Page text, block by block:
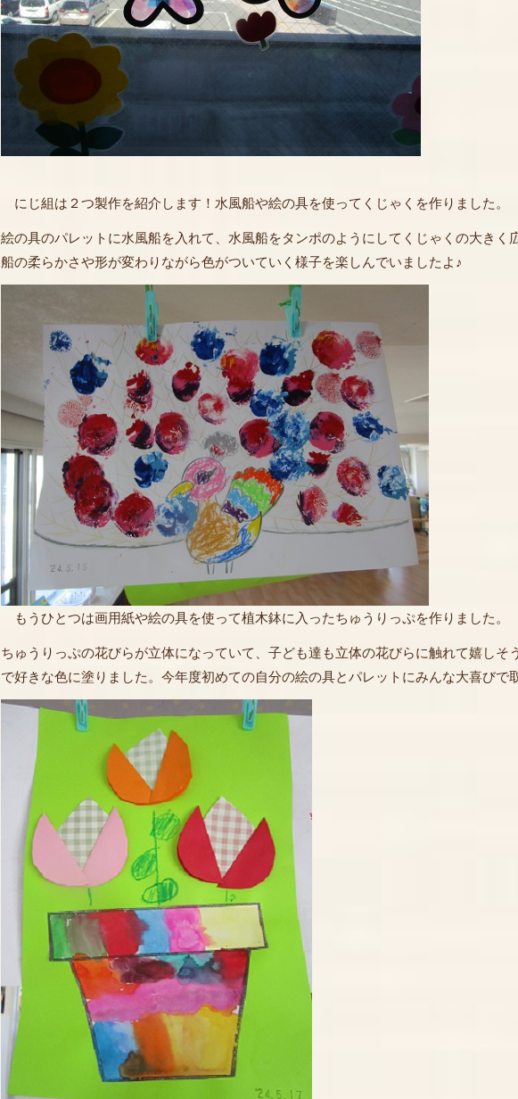
にじ組は２つ製作を紹介します！水風船や絵の具を使ってくじゃくを作りました。
絵の具のパレットに水風船を入れて、水風船をタンポのようにしてくじゃくの大きく
船の柔らかさや形が変わりながら色がついていく様子を楽しんでいましたよ♪
もうひとつは画用紙や絵の具を使って植木鉢に入ったちゅうりっぷを作りました。
ちゅうりっぷの花びらが立体になっていて、子ども達も立体の花びらに触れて嬉しそ
で好きな色に塗りました。今年度初めての自分の絵の具とパレットにみんな大喜びで